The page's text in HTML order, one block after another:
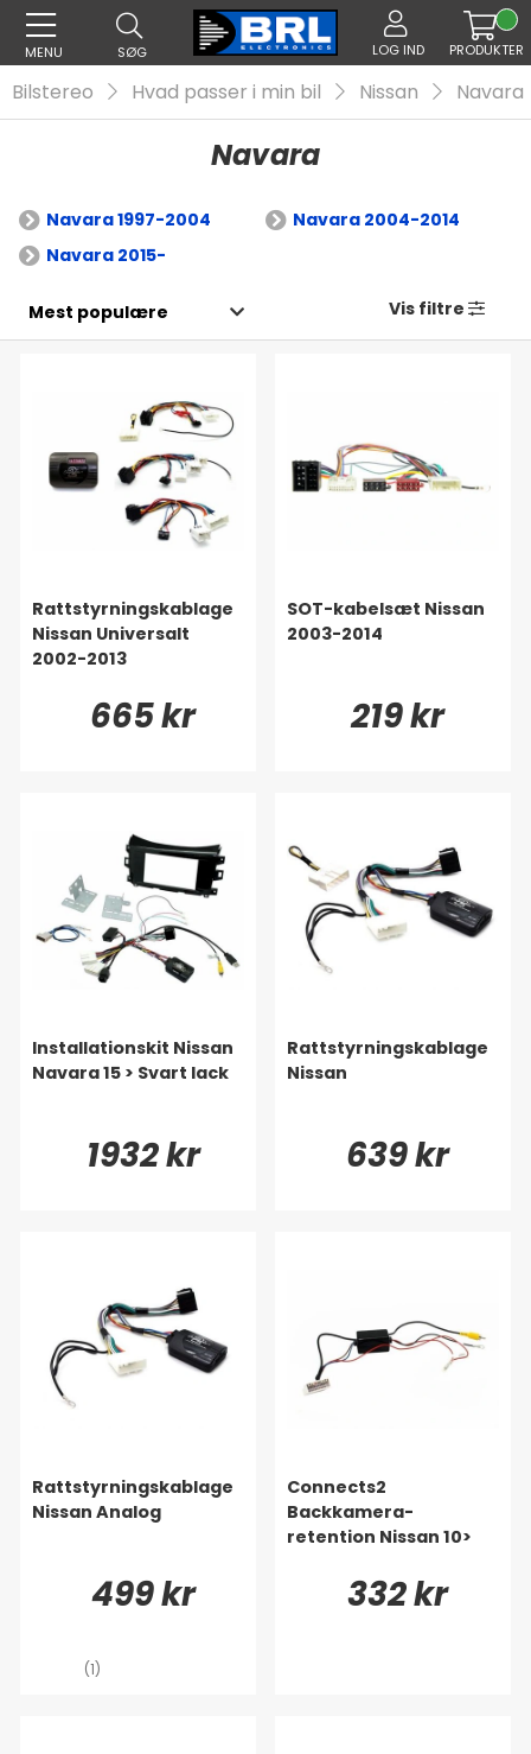
MENU SØG LOG IND PRODUKTER
Bilstereo Hvad passer i min bil Nissan Navara
Navara
Navara 1997-2004
Navara 2004-2014
Navara 2015-
Vis filtre
Rattstyrningskablage
Nissan Universalt
2002-2013
665 kr
SOT-kabelsæt Nissan
2003-2014
219 kr
Installationskit Nissan
Navara 15 > Svart lack
1932 kr
Rattstyrningskablage
Nissan
639 kr
Rattstyrningskablage
Nissan Analog
499 kr
(1)
Connects2
Backkamera-
retention Nissan 10>
332 kr